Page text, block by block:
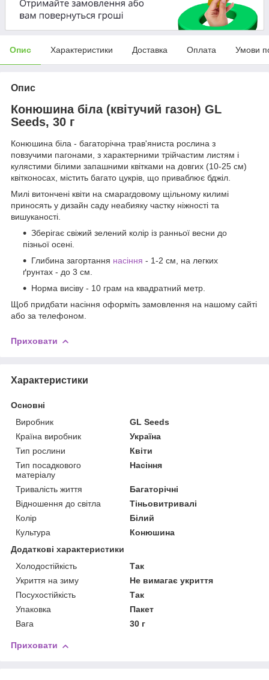
Опис Характеристики Доставка Оплата Умови
Опис
Конюшина біла (квітучий газон) GL
Seeds, 30 г
Конюшина біла - багаторічна трав'яниста рослина з
повзучими пагонами, з характерними трійчастим листям і
кулястими білими запашними квітками на довгих (10-25 см)
квітконосах, містить багато цукрів, що приваблює бджіл.
Милі витончені квіти на смарагдовому щільному килимі
приносять у дизайн саду неабияку частку ніжності та
вишуканості.
Зберігає свіжий зелений колір із ранньої весни до
пізньої осені.
Глибина загортання насіння - 1-2 см, на легких
ґрунтах - до 3 см.
Норма висіву - 10 грам на квадратний метр.
Щоб придбати насіння оформіть замовлення на нашому сайті
або за телефоном.
Приховати
Характеристики
Основні
Виробник
GL Seeds
Країна виробник
Україна
Тип рослини
Квіти
Тип посадкового
матеріалу
Насіння
Тривалість життя
Багаторічні
Відношення до світла
Тіньовитривалі
Колір
Білий
Культура
Конюшина
Додаткові характеристики
Холодостійкість
Так
Укриття на зиму
Не вимагає укриття
Посухостійкість
Так
Упаковка
Пакет
Вага
30 г
Приховати